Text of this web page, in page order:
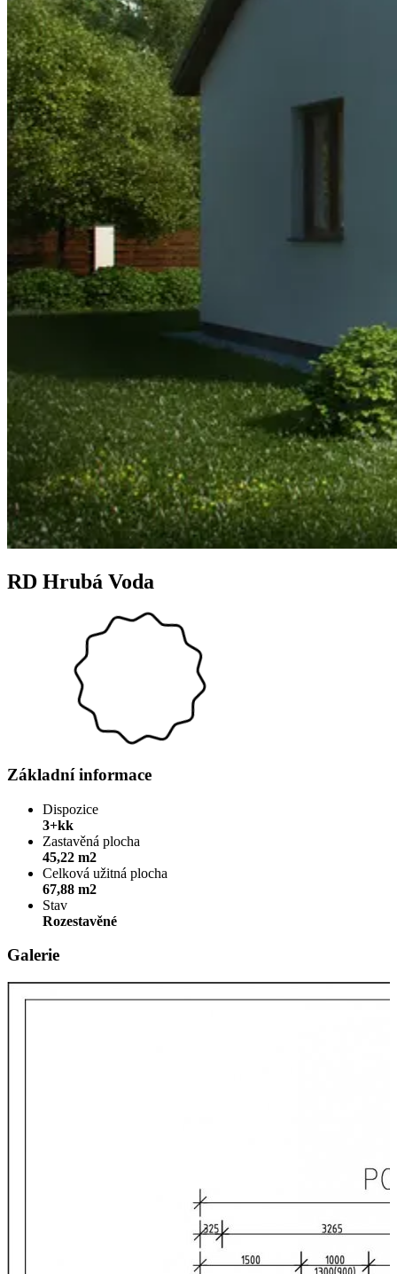
RD Hrubá Voda
Základní informace
Dispozice
3+kk
Zastavěná plocha
45,22 m2
Celková užitná plocha
67,88 m2
Stav
Rozestavěné
Galerie